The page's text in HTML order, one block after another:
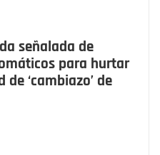
señalada de
para hurtar
‘cambiazo’ de